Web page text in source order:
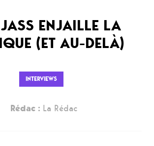
Chroniques
Newsletter
ENJAILLE LA
(ET AU-DELÀ)
INTERVIEWS
Rédac : La Rédac